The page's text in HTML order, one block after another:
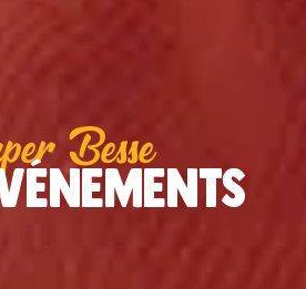
Besse